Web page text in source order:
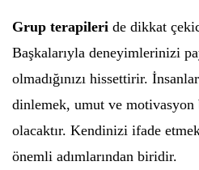
Grup terapileri de dikkat
Başkalarıyla deneyimlerinizi
olmadığınızı hissettirir.
dinlemek, umut ve motivasyon
olacaktır. Kendinizi ifade
önemli adımlarından biridir.